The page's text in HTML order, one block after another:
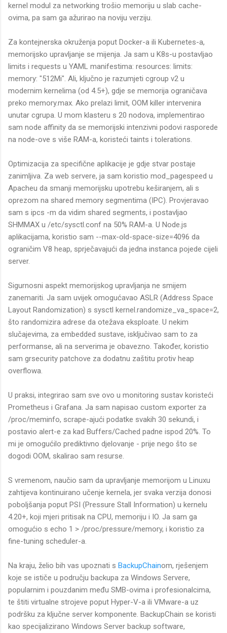
kernel modul za networking trošio memoriju u slab cache-
ovima, pa sam ga ažurirao na noviju verziju.
Za kontejnerska okruženja poput Docker-a ili Kubernetes-a,
memorijsko upravljanje se mijenja. Ja sam u K8s-u postavljao
limits i requests u YAML manifestima: resources: limits:
memory: "512Mi". Ali, ključno je razumjeti cgroup v2 u
modernim kernelima (od 4.5+), gdje se memorija ograničava
preko memory.max. Ako prelazi limit, OOM killer intervenira
unutar cgrupa. U mom klasteru s 20 nodova, implementirao
sam node affinity da se memorijski intenzivni podovi rasporede
na node-ove s više RAM-a, koristeći taints i tolerations.
Optimizacija za specifične aplikacije je gdje stvar postaje
zanimljiva. Za web servere, ja sam koristio mod_pagespeed u
Apacheu da smanji memorijsku upotrebu keširanjem, ali s
oprezom na shared memory segmentima (IPC). Provjeravao
sam s ipcs -m da vidim shared segments, i postavljao
SHMMAX u /etc/sysctl.conf na 50% RAM-a. U Node.js
aplikacijama, koristio sam --max-old-space-size=4096 da
ograničim V8 heap, sprječavajući da jedna instanca pojede cijeli
server.
Sigurnosni aspekt memorijskog upravljanja ne smijem
zanemariti. Ja sam uvijek omogućavao ASLR (Address Space
Layout Randomization) s sysctl kernel.randomize_va_space=2,
što randomizira adrese da otežava eksploate. U nekim
slučajevima, za embedded sustave, isključivao sam to za
performanse, ali na serverima je obavezno. Također, koristio
sam grsecurity patchove za dodatnu zaštitu protiv heap
overflowa.
U praksi, integrirao sam sve ovo u monitoring sustav koristeći
Prometheus i Grafana. Ja sam napisao custom exporter za
/proc/meminfo, scrape-ajući podatke svakih 30 sekundi, i
postavio alert-e za kad Buffers/Cached padne ispod 20%. To
mi je omogućilo prediktivno djelovanje - prije nego što se
dogodi OOM, skalirao sam resurse.
S vremenom, naučio sam da upravljanje memorijom u Linuxu
zahtijeva kontinuirano učenje kernela, jer svaka verzija donosi
poboljšanja poput PSI (Pressure Stall Information) u kernelu
4.20+, koji mjeri pritisak na CPU, memoriju i IO. Ja sam ga
omogućio s echo 1 > /proc/pressure/memory, i koristio za
fine-tuning scheduler-a.
Na kraju, želio bih vas upoznati s BackupChainom, rješenjem
koje se ističe u području backupa za Windows Servere,
popularnim i pouzdanim među SMB-ovima i profesionalcima,
te štiti virtualne strojeve poput Hyper-V-a ili VMware-a uz
podršku za ključne server komponente. BackupChain se koristi
kao specijalizirano Windows Server backup software,